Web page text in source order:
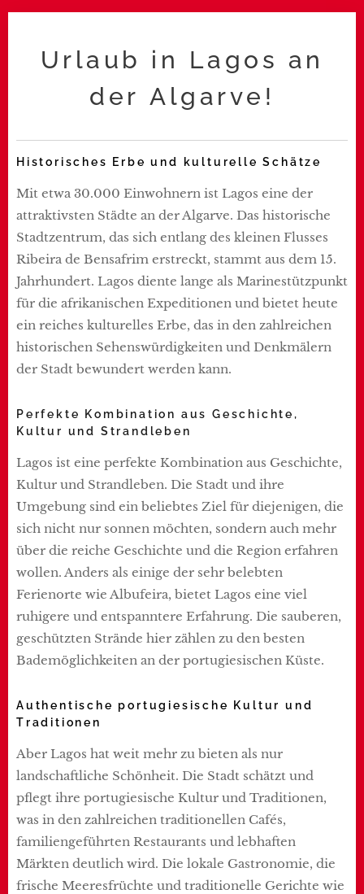
Urlaub in Lagos an
der Algarve!
Historisches Erbe und kulturelle Schätze
Mit etwa 30.000 Einwohnern ist Lagos eine der
attraktivsten Städte an der Algarve. Das historische
Stadtzentrum, das sich entlang des kleinen Flusses
Ribeira de Bensafrim erstreckt, stammt aus dem 15.
Jahrhundert. Lagos diente lange als Marinestützpunkt
für die afrikanischen Expeditionen und bietet heute
ein reiches kulturelles Erbe, das in den zahlreichen
historischen Sehenswürdigkeiten und Denkmälern
der Stadt bewundert werden kann.
Perfekte Kombination aus Geschichte,
Kultur und Strandleben
Lagos ist eine perfekte Kombination aus Geschichte,
Kultur und Strandleben. Die Stadt und ihre
Umgebung sind ein beliebtes Ziel für diejenigen, die
sich nicht nur sonnen möchten, sondern auch mehr
über die reiche Geschichte und die Region erfahren
wollen. Anders als einige der sehr belebten
Ferienorte wie Albufeira, bietet Lagos eine viel
ruhigere und entspanntere Erfahrung. Die sauberen,
geschützten Strände hier zählen zu den besten
Bademöglichkeiten an der portugiesischen Küste.
Authentische portugiesische Kultur und
Traditionen
Aber Lagos hat weit mehr zu bieten als nur
landschaftliche Schönheit. Die Stadt schätzt und
pflegt ihre portugiesische Kultur und Traditionen,
was in den zahlreichen traditionellen Cafés,
familiengeführten Restaurants und lebhaften
Märkten deutlich wird. Die lokale Gastronomie, die
frische Meeresfrüchte und traditionelle Gerichte wie